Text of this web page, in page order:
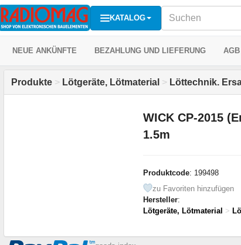
KATALOG
NEUE ANKÜNFTE BEZAHLUNG UND LIEFERUNG AGB
Produkte > Lötgeräte, Lötmaterial > Löttechnik.
WICK CP-2015
1.5m
Produktcode: 199498
zu Favoriten hinzufügen
Hersteller:
Lötgeräte, Lötmaterial >